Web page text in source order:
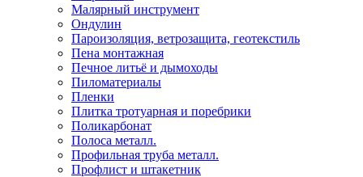
Малярный инструмент
Ондулин
Пароизоляция, ветрозащита, геотекстиль
Пена монтажная
Печное литьё и дымоходы
Пиломатериалы
Пленки
Плитка тротуарная и поребрики
Поликарбонат
Полоса металл.
Профильная труба металл.
Профлист и штакетник